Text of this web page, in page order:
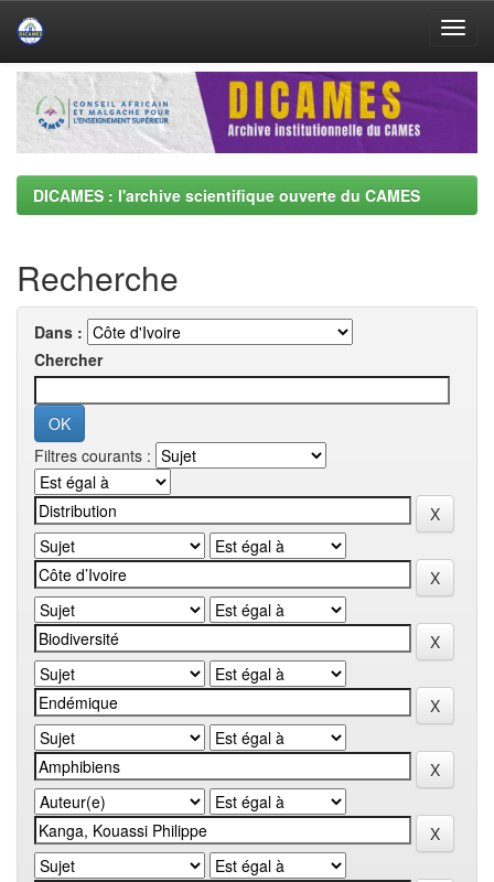
Skip
navigation
DICAMES : l'archive scientifique ouverte du CAMES
Recherche
Dans :
Chercher
Filtres courants :